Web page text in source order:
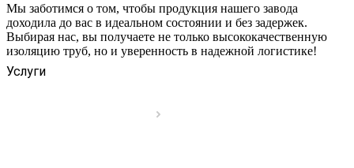
Мы заботимся о том, чтобы продукция нашего завода
доходила до вас в идеальном состоянии и без задержек.
Выбирая нас, вы получаете не только высококачественную
изоляцию труб, но и уверенность в надежной логистике!
Услуги